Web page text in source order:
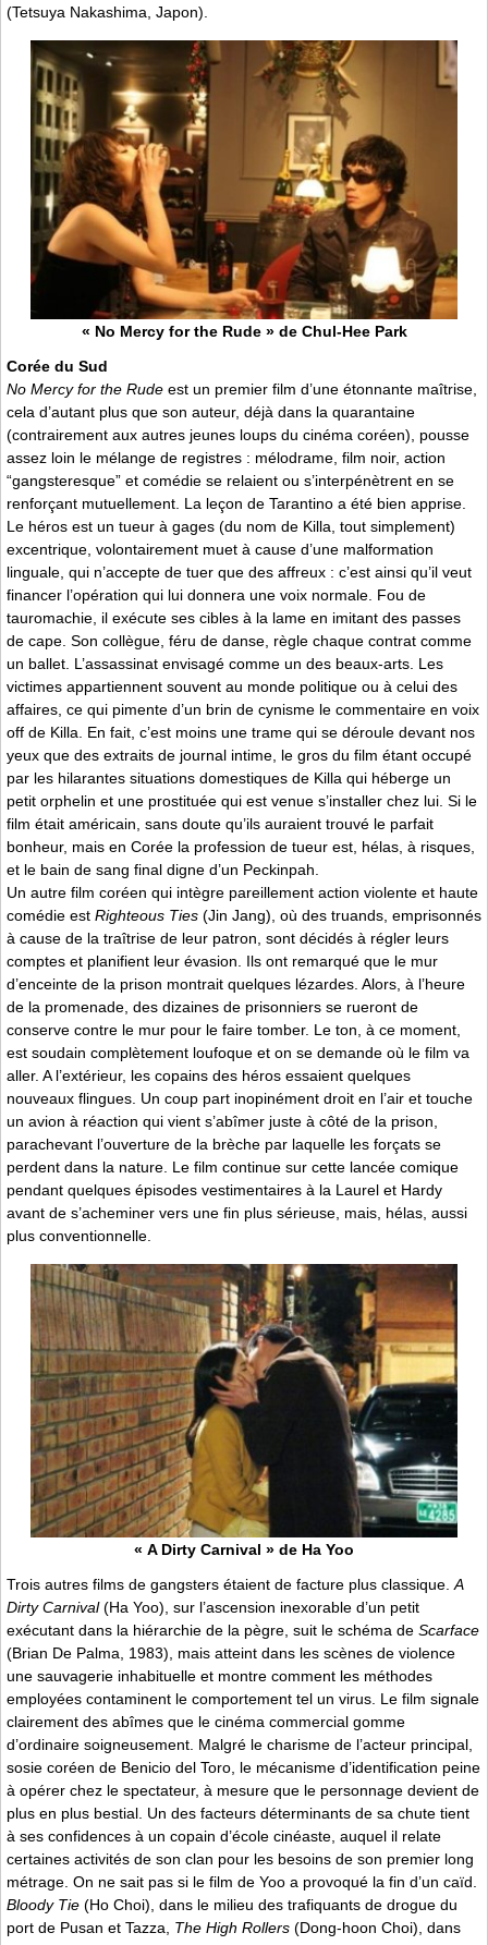
(Tetsuya Nakashima, Japon).
« No Mercy for the Rude » de Chul-Hee Park
Corée du Sud
No Mercy for the Rude est un premier film d’une étonnante maîtrise,
cela d’autant plus que son auteur, déjà dans la quarantaine
(contrairement aux autres jeunes loups du cinéma coréen), pousse
assez loin le mélange de registres : mélodrame, film noir, action
“gangsteresque” et comédie se relaient ou s’interpénètrent en se
renforçant mutuellement. La leçon de Tarantino a été bien apprise.
Le héros est un tueur à gages (du nom de Killa, tout simplement)
excentrique, volontairement muet à cause d’une malformation
linguale, qui n’accepte de tuer que des affreux : c’est ainsi qu’il veut
financer l’opération qui lui donnera une voix normale. Fou de
tauromachie, il exécute ses cibles à la lame en imitant des passes
de cape. Son collègue, féru de danse, règle chaque contrat comme
un ballet. L’assassinat envisagé comme un des beaux-arts. Les
victimes appartiennent souvent au monde politique ou à celui des
affaires, ce qui pimente d’un brin de cynisme le commentaire en voix
off de Killa. En fait, c’est moins une trame qui se déroule devant nos
yeux que des extraits de journal intime, le gros du film étant occupé
par les hilarantes situations domestiques de Killa qui héberge un
petit orphelin et une prostituée qui est venue s’installer chez lui. Si le
film était américain, sans doute qu’ils auraient trouvé le parfait
bonheur, mais en Corée la profession de tueur est, hélas, à risques,
et le bain de sang final digne d’un Peckinpah.
Un autre film coréen qui intègre pareillement action violente et haute
comédie est Righteous Ties (Jin Jang), où des truands, emprisonnés
à cause de la traîtrise de leur patron, sont décidés à régler leurs
comptes et planifient leur évasion. Ils ont remarqué que le mur
d’enceinte de la prison montrait quelques lézardes. Alors, à l’heure
de la promenade, des dizaines de prisonniers se rueront de
conserve contre le mur pour le faire tomber. Le ton, à ce moment,
est soudain complètement loufoque et on se demande où le film va
aller. A l’extérieur, les copains des héros essaient quelques
nouveaux flingues. Un coup part inopinément droit en l’air et touche
un avion à réaction qui vient s’abîmer juste à côté de la prison,
parachevant l’ouverture de la brèche par laquelle les forçats se
perdent dans la nature. Le film continue sur cette lancée comique
pendant quelques épisodes vestimentaires à la Laurel et Hardy
avant de s’acheminer vers une fin plus sérieuse, mais, hélas, aussi
plus conventionnelle.
« A Dirty Carnival » de Ha Yoo
Trois autres films de gangsters étaient de facture plus classique. A
Dirty Carnival(Ha Yoo), sur l’ascension inexorable d’un petit
exécutant dans la hiérarchie de la pègre, suit le schéma de Scarface
(Brian De Palma, 1983), mais atteint dans les scènes de violence
une sauvagerie inhabituelle et montre comment les méthodes
employées contaminent le comportement tel un virus. Le film signale
clairement des abîmes que le cinéma commercial gomme
d’ordinaire soigneusement. Malgré le charisme de l’acteur principal,
sosie coréen de Benicio del Toro, le mécanisme d’identification peine
à opérer chez le spectateur, à mesure que le personnage devient de
plus en plus bestial. Un des facteurs déterminants de sa chute tient
à ses confidences à un copain d’école cinéaste, auquel il relate
certaines activités de son clan pour les besoins de son premier long
métrage. On ne sait pas si le film de Yoo a provoqué la fin d’un caïd.
Bloody Tie (Ho Choi), dans le milieu des trafiquants de drogue du
port de Pusan et Tazza, The High Rollers (Dong-hoon Choi), dans